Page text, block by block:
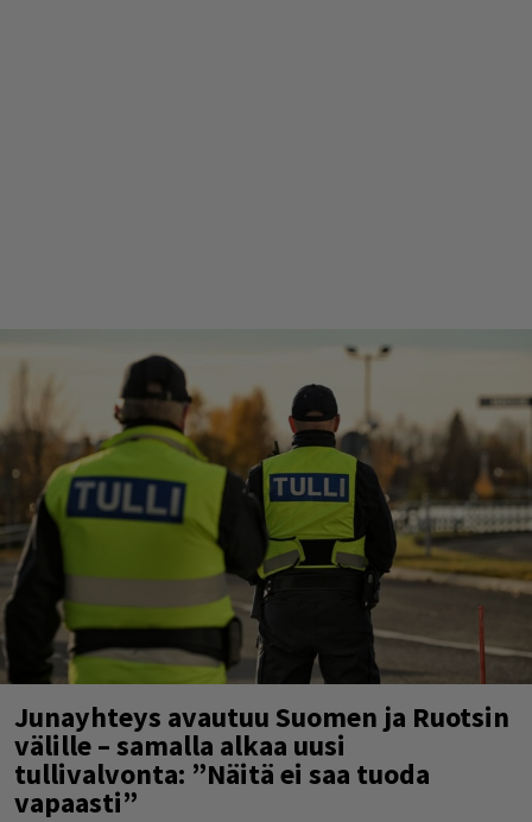
Junayhteys avautuu Suomen ja Ruotsin
välille – samalla alkaa uusi
tullivalvonta: ”Näitä ei saa tuoda
vapaasti”